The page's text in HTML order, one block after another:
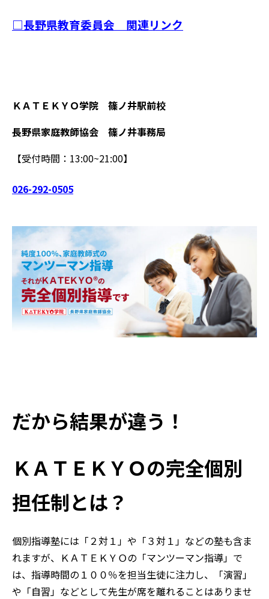
□長野県教育委員会 関連リンク
ＫＡＴＥＫＹＯ学院 篠ノ井駅前校
長野県家庭教師協会 篠ノ井事務局
【受付時間：13:00~21:00】
026-292-0505
だから結果が違う！
ＫＡＴＥＫＹＯの完全個別
担任制とは？
個別指導塾には「２対１」や「３対１」などの塾も含ま
れますが、ＫＡＴＥＫＹＯの「マンツーマン指導」で
は、指導時間の１００％を担当生徒に注力し、「演習」
や「自習」などとして先生が席を離れることはありませ